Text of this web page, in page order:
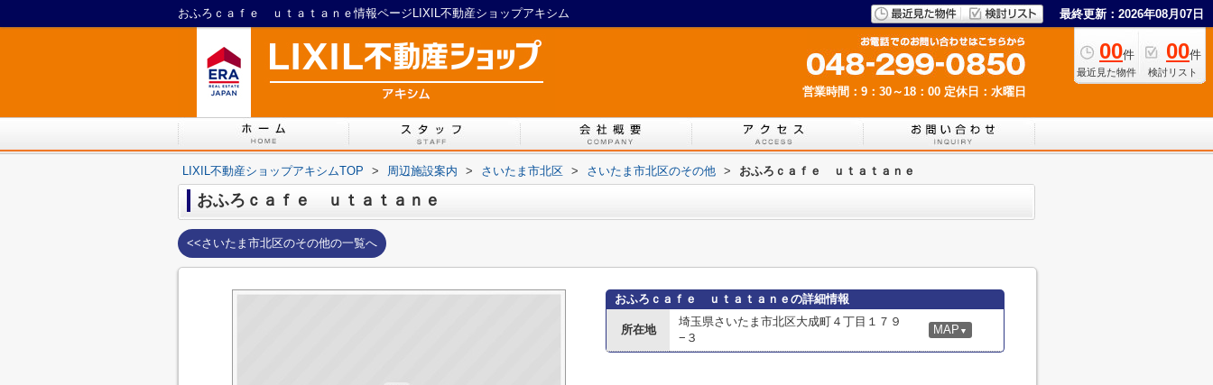
おふろｃａｆｅ ｕｔａｔａｎｅ情報ページLIXIL不動産ショップアキシム 最終更新：2026年08月07日
00件
最近見た物件
00件
検討リスト
営業時間：9：30～18：00 定休日：水曜日
LIXIL不動産ショップアキシムTOP > 周辺施設案内 > さいたま市北区 > さいたま市北区のその他 > おふろｃａｆｅ ｕｔａｔａｎｅ
おふろｃａｆｅ ｕｔａｔａｎｅ
<<さいたま市北区のその他の一覧へ
おふろｃａｆｅ ｕｔａｔａｎｅの詳細情報
所在地
埼玉県さいたま市北区大成町４丁目１７９
−３
MAP ▼